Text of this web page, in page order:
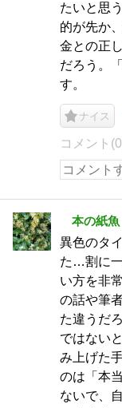
たいと思
的が先か
金との正
だろう。
す。
ナイス
コメント
本の紙魚
異色のタ
た…割に
い方を非
の話や筆
た違うだ
ではない
み上げた
のは「本
ないで、